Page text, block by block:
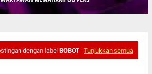
dengan label BOBOT Tunjukkan semua